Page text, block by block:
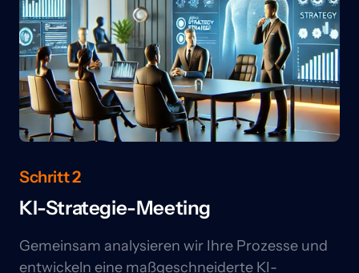
Schritt 2
KI-Strategie-Meeting
Gemeinsam analysieren wir Ihre Prozesse und
entwickeln eine maßgeschneiderte KI-